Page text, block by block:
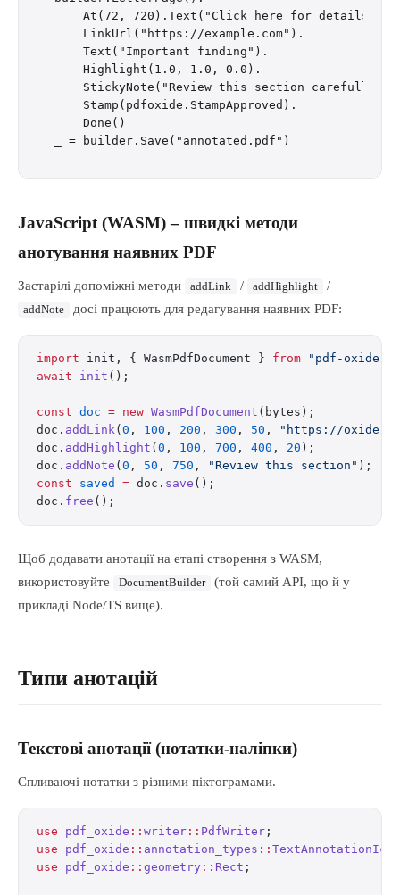
    At(72, 720).Text("Click here for details").
    LinkUrl("https://example.com").
    Text("Important finding").
    Highlight(1.0, 1.0, 0.0).
    StickyNote("Review this section carefully").
    Stamp(pdfoxide.StampApproved).
    Done()
JavaScript (WASM) – швидкі методи
анотування наявних PDF
Застарілі допоміжні методи addLink / addHighlight /
addNote досі працюють для редагування наявних PDF:
import init, { WasmPdfDocument } from "pdf-oxide-
await init ();
const doc = new WasmPdfDocument (bytes);
doc. addLink( 0 , 100 , 200 , 300 , 50 ,
"https://
doc. addHighlight ( 0 , 100 , 700 , 400 , 20 );
doc. addNote ( 0 , 50 , 750 , "Review this section" );
const saved = doc. save ();
doc. free ();
Щоб додавати анотації на етапі створення з WASM,
використовуйте
DocumentBuilder
(той самий API, що й у
прикладі Node/TS вище).
Типи анотацій
Текстові анотації (нотатки-наліпки)
Спливаючі нотатки з різними піктограмами.
use pdf_oxide :: writer :: PdfWriter ;
use pdf_oxide :: annotation_types :: TextAnnotationIcon
use pdf_oxide :: geometry :: Rect ;